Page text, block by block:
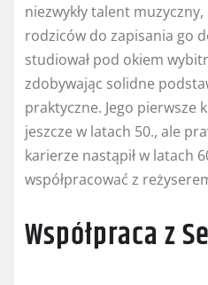
niezwykły talent muzyczny,
rodziców do zapisania go
studiował pod okiem
zdobywając solidne
praktyczne. Jego pierwsze
jeszcze w latach 50., ale
karierze nastąpił w latach
współpracować z
Współpraca z